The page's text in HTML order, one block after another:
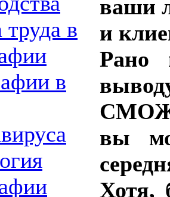
в
в
ваши
и
Рано
вы
Хотя,